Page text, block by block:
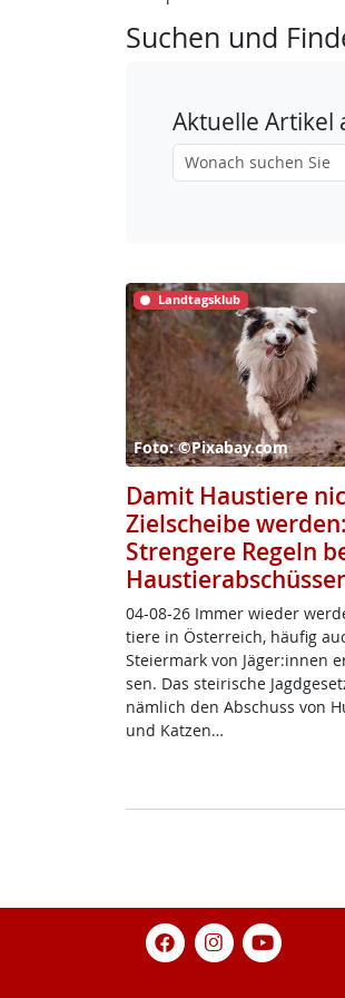
Suchen und
Aktuelle
Landtagsklub
Foto: ©Pixabay.com
Damit Haustiere
Zielscheibe werden:
Strengere Regeln
04-08-26 Im­mer wie­der
tie­re in Ös­t­er­reich, häu­fig
Stei­er­mark von Jä­ger:in­nen
sen. Das stei­ri­sche
näm­lich den Ab­schuss von
und Kat­zen…